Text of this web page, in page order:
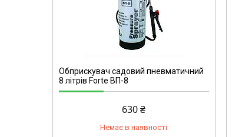
Обприскувач садовий пневматичний
8 літрів Forte ВП-8
630 ₴
Немає в наявності
59149